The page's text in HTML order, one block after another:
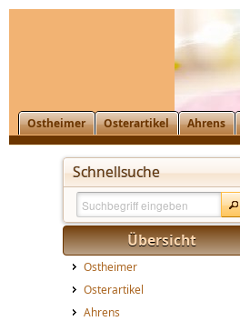
Ostheimer Osterartikel Ahrens
Schnellsuche
Übersicht
Ostheimer
Osterartikel
Ahrens